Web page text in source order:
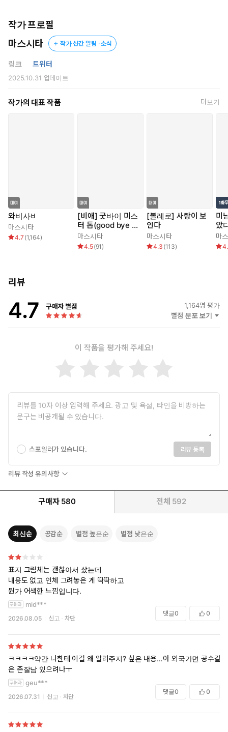
정비소 직원 아담은 단골손님인 변호사 벤자민에게 첫눈에 반했지
만 그와 자신 사이에 '다름'을 느끼고 선뜻 다가가지 못한다.
거하게 되는데….
작가 프로필
마스시타
작가 신간 알림 · 소식
링크 트위터
2025.10.31 업데이트
작가의 대표 작품 더보기
와비사비
마스시타
4.7 (1,164)
[비애] 굿바이 미스
터 톱(good bye M
r.TOP)
마스시타
4.5(91 )
[볼레로] 사랑이 보
인다
마스시타
4.3 (113)
미
았
마
리뷰
4.7 구매자 별점 1,164명 평가
별점 분포 보기
이 작품을 평가해 주세요!
스포일러가 있습니다. 리뷰 등록
리뷰 작성 유의사항
구매자 580 전체 592
최신순 공감순 별점 높은순 별점 낮은순
표지 그림체는 괜찮아서 샀는데
내용도 없고 인체 그려놓은 게 딱딱하고
뭔가 어색한 느낌입니다.
mid***
2026.08.05 신고 차단
댓글0 0
ㅋㅋㅋㅋ약간 나한테 이걸 왜 알려주지? 싶은 내용…아 외국가면 공수같
은 존잘남 있으려나ㅜ
geu***
2026.07.31 신고 차단
댓글0 0